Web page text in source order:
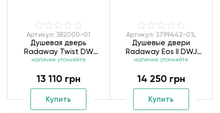
Артикул: 382000-01
Душевая дверь
Radaway Twist DW
382000-01
наличие уточняйте
13 110 грн
Купить
Артикул: 3799442-01L
Душевые двери
Radaway Eos II DWJ
3799442-01L
наличие уточняйте
14 250 грн
Купить